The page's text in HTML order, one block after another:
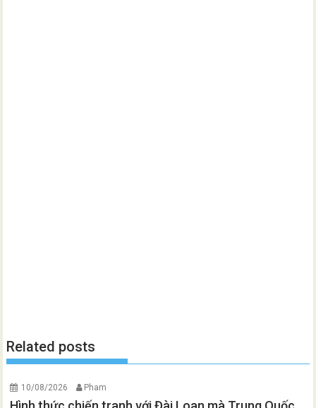
Related posts
10/08/2026 Pham